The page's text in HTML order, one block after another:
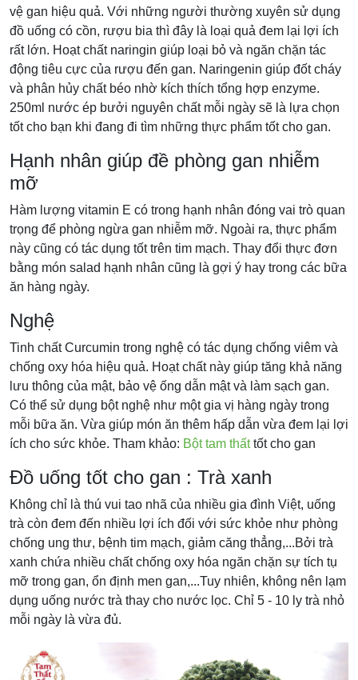
vệ gan hiệu quả. Với những người thường xuyên sử dụng
đồ uống có cồn, rượu bia thì đây là loại quả đem lại lợi ích
rất lớn. Hoạt chất naringin giúp loại bỏ và ngăn chặn tác
động tiêu cực của rượu đến gan. Naringenin giúp đốt cháy
và phân hủy chất béo nhờ kích thích tổng hợp enzyme.
250ml nước ép bưởi nguyên chất mỗi ngày sẽ là lựa chọn
tốt cho bạn khi đang đi tìm những thực phẩm tốt cho gan.
Hạnh nhân giúp đề phòng gan nhiễm
mỡ
Hàm lượng vitamin E có trong hạnh nhân đóng vai trò quan
trọng để phòng ngừa gan nhiễm mỡ. Ngoài ra, thực phẩm
này cũng có tác dụng tốt trên tim mạch. Thay đổi thực đơn
bằng món salad hạnh nhân cũng là gợi ý hay trong các bữa
ăn hàng ngày.
Nghệ
Tinh chất Curcumin trong nghệ có tác dụng chống viêm và
chống oxy hóa hiệu quả. Hoạt chất này giúp tăng khả năng
lưu thông của mật, bảo vệ ống dẫn mật và làm sạch gan.
Có thể sử dụng bột nghệ như một gia vị hàng ngày trong
mỗi bữa ăn. Vừa giúp món ăn thêm hấp dẫn vừa đem lại lợi
ích cho sức khỏe. Tham khảo: Bột tam thấttốt cho gan
Đồ uống tốt cho gan : Trà xanh
Không chỉ là thú vui tao nhã của nhiều gia đình Việt, uống
trà còn đem đến nhiều lợi ích đối với sức khỏe như phòng
chống ung thư, bệnh tim mạch, giảm căng thẳng,...Bởi trà
xanh chứa nhiều chất chống oxy hóa ngăn chặn sự tích tụ
mỡ trong gan, ổn định men gan,...Tuy nhiên, không nên lạm
dụng uống nước trà thay cho nước lọc. Chỉ 5 - 10 ly trà nhỏ
mỗi ngày là vừa đủ.